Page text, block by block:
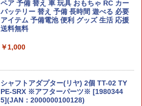
GT-R [BNR32 Gr.A 仕様] 1993 JTC) 【H
C41】 (プラモデル)
￥2,835
【A´】 未組立、箱少し傷みあり
￥2,860
￥11,800
【特典 ステッカー 付属】 【送料無料!】
￥13,350
京マルイ 電動ガン MP7シリーズ対応 10
0連 スペアマガジン スプリング給弾式 軽
量 樹脂製 BK ブラック | エアガン AEG
コンパクト マシンガン スペアマグ 予備
DW カスタムパーツ
【当店独自で＋P10倍★要エントリー】
ペア 予備 替え 車 玩具 おもちゃ RC カー
バッテリー 替え 予備 長時間 遊べる 必要
アイテム 予備電池 便利 グッズ 生活 応援
送料無料
￥1,000
シャフトアダプター(リヤ) 2個 TT-02 TY
PE-SRX ※アフターパーツ※ [1980344
5](JAN：2000000100128)